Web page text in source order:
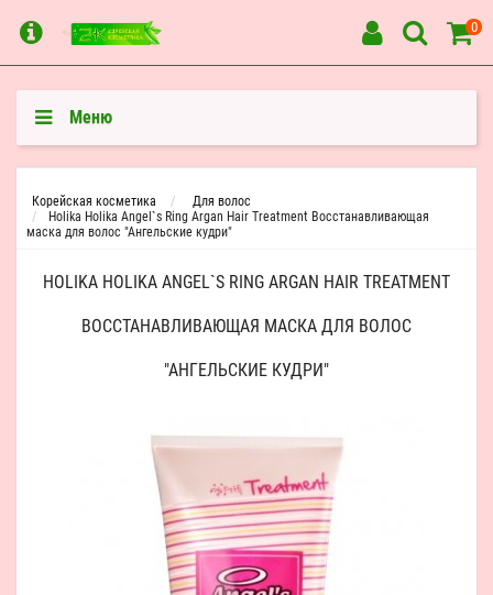
0
Меню
Корейская косметика
Для волос
Holika Holika Angel`s Ring Argan Hair Treatment Восстанавливающая
маска для волос "Ангельские кудри"
HOLIKA HOLIKA ANGEL`S RING ARGAN HAIR TREATMENT
ВОССТАНАВЛИВАЮЩАЯ МАСКА ДЛЯ ВОЛОС
"АНГЕЛЬСКИЕ КУДРИ"